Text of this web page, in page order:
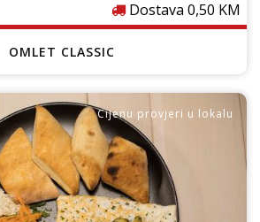
Dostava 0,50 KM
OMLET CLASSIC
Cijenu provjeri u lokalu